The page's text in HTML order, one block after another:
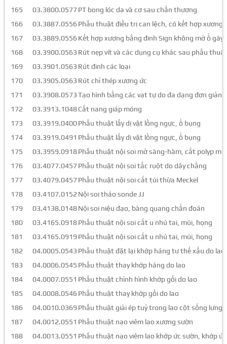
165
03.3800.0577PT bong lóc da và cơ sau chấn thương
166
03.3887.0556 Phẫu thuật điều trị can lệch, có kết hợp xương
167
03.3889.0556 Kết hợp xương bằng đinh Sign không mở ổ gãy
168
03.3900.0563 Rút nẹp vít và các dụng cụ khác sau phẫu thuật
169
03.3901.0563 Rút đinh các loại
170
03.3905.0563 Rút chỉ thép xương ức
171
03.3908.0573Tạo hình bằng các vạt tự do đa dạng đơn giản
172
03.3913.1048Cắt nang giáp móng
173
03.3919.0400Phẫu thuật lấy dị vật lồng ngực, ổ bụng
174
03.3919.0491 Phẫu thuật lấy dị vật lồng ngực, ổ bụng
175
03.3959.0918Phẫu thuật nội soi mở sàng-hàm, cắt polyp mũi
176
03.4077.0457Phẫu thuật nội soi tắc ruột do dây chằng
177
03.4079.0457Phẫu thuật nội soi cắt túi thừa Meckel
178
03.4107.0152 Nội soi tháo sonde JJ
179
03.4138.0148Nội soi niệu đạo, bàng quang chẩn đoán
180
03.4165.0918Phẫu thuật nội soi cắt u nhú tai, mũi, họng
181
03.4165.0919 Phẫu thuật nội soi cắt u nhú tai, mũi, họng
182
04.0005.0543 Phẫu thuật đặt lại khớp háng tư thế xấu do lao
183
04.0006.0545 Phẫu thuật thay khớp háng do lao
184
04.0007.0551 Phẫu thuật chỉnh hình khớp gối do lao
185
04.0008.0546 Phẫu thuật thay khớp gối do lao
186
04.0010.0369 Phẫu thuật giải ép tuỷ trong lao cột sống
187
04.0012.0551 Phẫu thuật nạo viêm lao xương sườn
188
04.0013.0551 Phẫu thuật nạo viêm lao khớp ức sườn, khớp